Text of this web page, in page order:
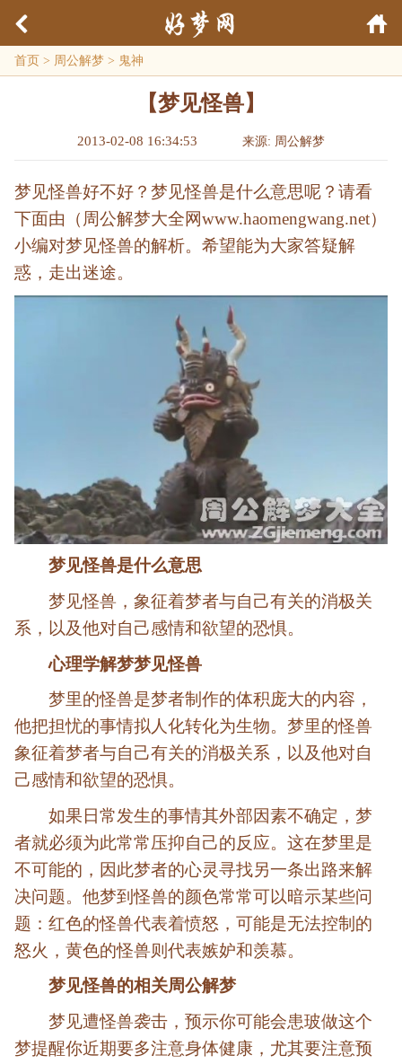
首页 > 周公解梦 > 鬼神
【梦见怪兽】
2013-02-08 16:34:53 来源: 周公解梦
梦见怪兽好不好？梦见怪兽是什么意思呢？请看
下面由（周公解梦大全网www.haomengwang.net）
小编对梦见怪兽的解析。希望能为大家答疑解
惑，走出迷途。
梦见怪兽是什么意思
梦见怪兽，象征着梦者与自己有关的消极关
系，以及他对自己感情和欲望的恐惧。
心理学解梦梦见怪兽
梦里的怪兽是梦者制作的体积庞大的内容，
他把担忧的事情拟人化转化为生物。梦里的怪兽
象征着梦者与自己有关的消极关系，以及他对自
己感情和欲望的恐惧。
如果日常发生的事情其外部因素不确定，梦
者就必须为此常常压抑自己的反应。这在梦里是
不可能的，因此梦者的心灵寻找另一条出路来解
决问题。他梦到怪兽的颜色常常可以暗示某些问
题：红色的怪兽代表着愤怒，可能是无法控制的
怒火，黄色的怪兽则代表嫉妒和羡慕。
梦见怪兽的相关周公解梦
梦见遭怪兽袭击，预示你可能会患玻做这个
梦提醒你近期要多注意身体健康，尤其要注意预